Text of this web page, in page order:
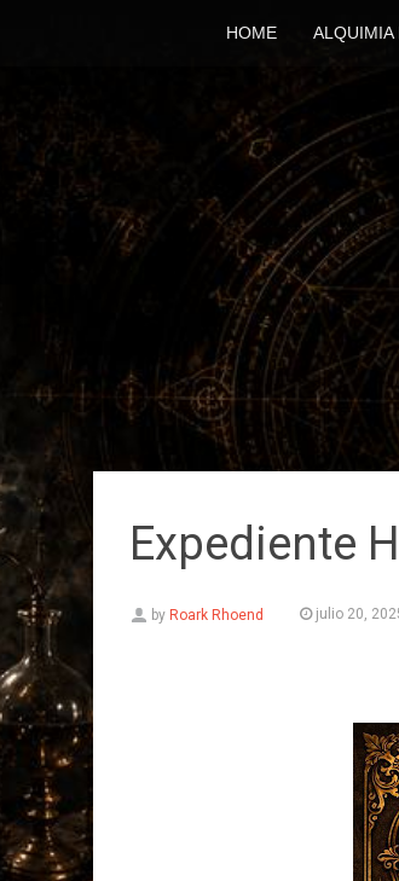
HOME ALQUIMIA
Expediente
by Roark Rhoend julio 20,